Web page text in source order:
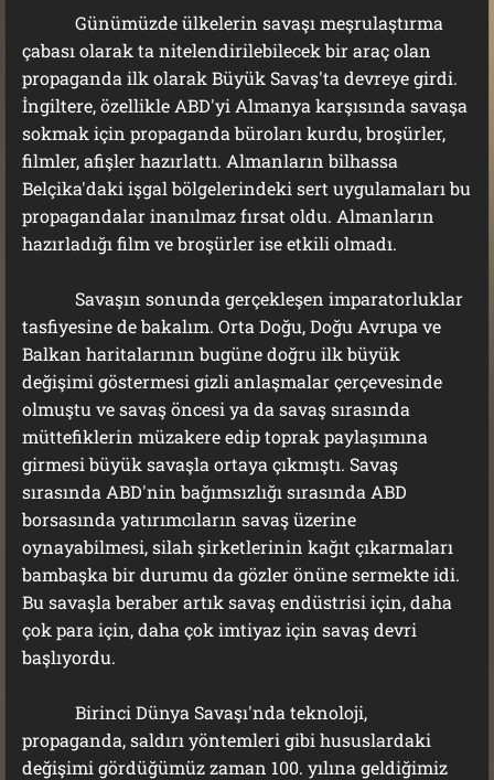
Günümüzde ülkelerin savaşı meşrulaştırma
çabası olarak ta nitelendirilebilecek bir araç olan
propaganda ilk olarak Büyük Savaş'ta devreye girdi.
İngiltere, özellikle ABD'yi Almanya karşısında savaşa
sokmak için propaganda büroları kurdu, broşürler,
filmler, afişler hazırlattı. Almanların bilhassa
Belçika'daki işgal bölgelerindeki sert uygulamaları bu
propagandalar inanılmaz fırsat oldu. Almanların
hazırladığı film ve broşürler ise etkili olmadı.
Savaşın sonunda gerçekleşen imparatorluklar
tasfiyesine de bakalım. Orta Doğu, Doğu Avrupa ve
Balkan haritalarının bugüne doğru ilk büyük
değişimi göstermesi gizli anlaşmalar çerçevesinde
olmuştu ve savaş öncesi ya da savaş sırasında
müttefiklerin müzakere edip toprak paylaşımına
girmesi büyük savaşla ortaya çıkmıştı. Savaş
sırasında ABD'nin bağımsızlığı sırasında ABD
borsasında yatırımcıların savaş üzerine
oynayabilmesi, silah şirketlerinin kağıt çıkarmaları
bambaşka bir durumu da gözler önüne sermekte idi.
Bu savaşla beraber artık savaş endüstrisi için, daha
çok para için, daha çok imtiyaz için savaş devri
başlıyordu.
Birinci Dünya Savaşı'nda teknoloji,
propaganda, saldırı yöntemleri gibi hususlardaki
değişimi gördüğümüz zaman 100. yılına geldiğimiz